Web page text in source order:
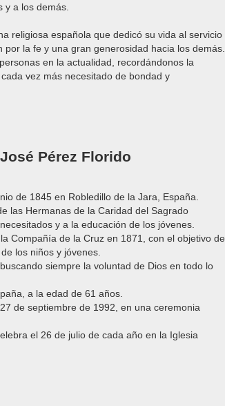
y a los demás.
religiosa española que dedicó su vida al servicio
la fe y una gran generosidad hacia los demás.
en la actualidad, recordándonos la
vez más necesitado de bondad y
Pérez Florido
de 1845 en Robledillo de la Jara, España.
las Hermanas de la Caridad del Sagrado
y a la educación de los jóvenes.
Compañía de la Cruz en 1871, con el objetivo de
los niños y jóvenes.
siempre la voluntad de Dios en todo lo
a la edad de 61 años.
de septiembre de 1992, en una ceremonia
el 26 de julio de cada año en la Iglesia